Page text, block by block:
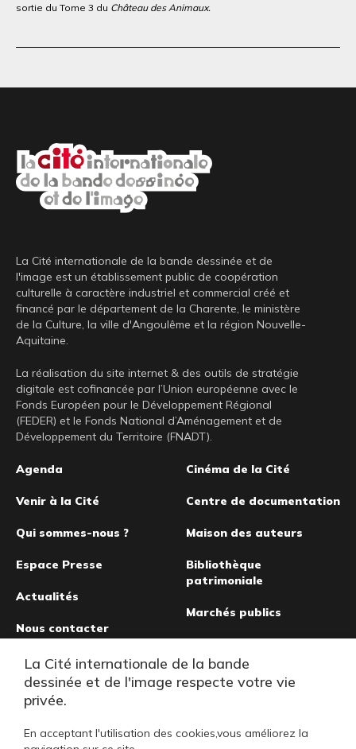
sortie du Tome 3 du Château des Animaux.
La Cité internationale de la bande dessinée et de
l'image est un établissement public de coopération
culturelle à caractère industriel et commercial créé et
financé par le département de la Charente, le ministère
de la Culture, la ville d'Angoulême et la région Nouvelle-
Aquitaine.
La réalisation du site internet & des outils de stratégie
digitale est cofinancée par l’Union européenne avec le
Fonds Européen pour le Développement Régional
(FEDER) et le Fonds National d’Aménagement et de
Développement du Territoire (FNADT).
Pied
de
Agenda
Venir à la Cité
Qui sommes-nous ?
Espace Presse
Actualités
Nous contacter
Musée de la bande
dessinée
Cinéma de la Cité
Centre de documentation
Maison des auteurs
Bibliothèque
patrimoniale
Marchés publics
La Cité internationale de la bande
dessinée et de l'image respecte votre vie
privée.
En acceptant l'utilisation des cookies,vous améliorez la